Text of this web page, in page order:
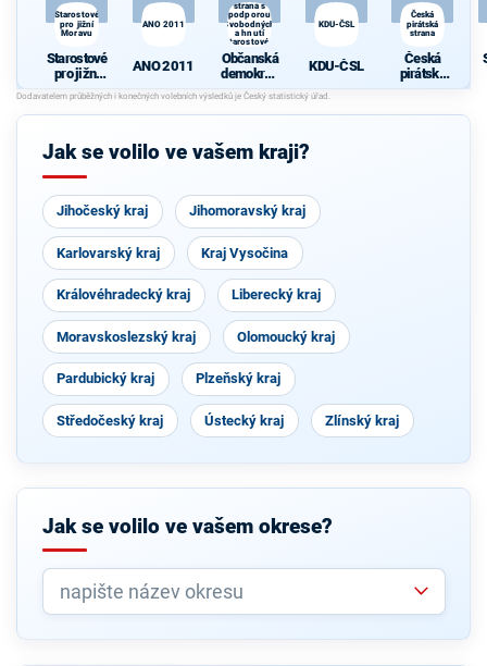
Starostové
pro jižní
Moravu
Starostové
pro jižní
Moravu
ANO 2011
ANO 2011
strana s
podporou
Svobodných
a hnutí
Starostové a
osobnosti
pro Moravu
Občanská
demokrati
cká strana
s podporou
Svobodný
Starostové
pro
Moravu
KDU-ČSL
KDU-ČSL
Česká
pirátská
strana
Česká
pirátská
strana
Jak se volilo ve vašem kraji?
Jihočeský kraj Jihomoravský kraj
Karlovarský kraj Kraj Vysočina
Královéhradecký kraj Liberecký kraj
Moravskoslezský kraj Olomoucký kraj
Pardubický kraj Plzeňský kraj
Středočeský kraj Ústecký kraj Zlínský kraj
Jak se volilo ve vašem okrese?